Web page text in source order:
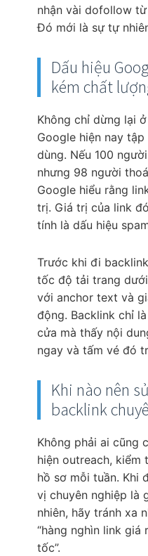
nhận vài dofollow
Đó mới là sự tự
Dấu hiệu
kém chất
Không chỉ dừng lại
Google hiện nay
dùng. Nếu 100
nhưng 98 người
Google hiểu rằng
trị. Giá trị của link
tính là dấu hiệu
Trước khi đi
tốc độ tải trang
với anchor text và
động. Backlink chỉ
cửa mà thấy nội
ngay và tấm vé đó
Khi nào nên
backlink
Không phải ai cũng
hiện outreach, kiểm
hồ sơ mỗi tuần. Khi
vị chuyên nghiệp là
nhiên, hãy tránh xa
“hàng nghìn link giá
tốc”.